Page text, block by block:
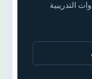
التدريبية